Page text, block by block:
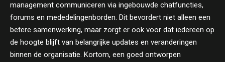
management communiceren via ingebouwde chatfuncties,
forums en mededelingenborden. Dit bevordert niet alleen een
betere samenwerking, maar zorgt er ook voor dat iedereen op
de hoogte blijft van belangrijke updates en veranderingen
binnen de organisatie. Kortom, een goed ontworpen